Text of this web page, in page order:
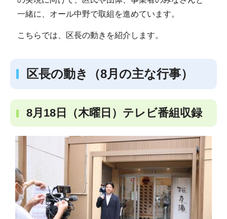
一緒に、オール中野で取組を進めています。
こちらでは、区長の動きを紹介します。
区長の動き（8月の主な行事）
8月18日（木曜日）テレビ番組収録